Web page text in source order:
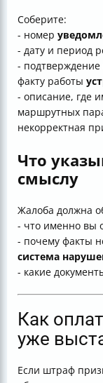
Соберите:
- номер
- дату и период
-
факту работы
- описание, где
маршрутных
некорректная
Что
смыслу
Жалоба должна
- что именно вы
- почему факты
система
- какие
Как
уже
Если штраф